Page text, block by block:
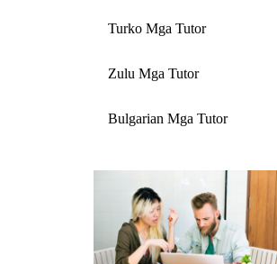
Turko Mga Tutor
Zulu Mga Tutor
Bulgarian Mga Tutor